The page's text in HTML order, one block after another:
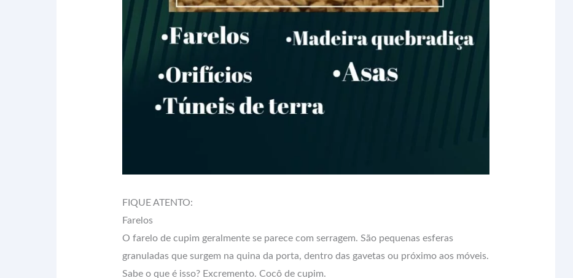
FIQUE ATENTO:
Farelos
O farelo de cupim geralmente se parece com serragem. São pequenas esferas
granuladas que surgem na quina da porta, dentro das gavetas ou próximo aos móveis.
Sabe o que é isso? Excremento. Cocô de cupim.